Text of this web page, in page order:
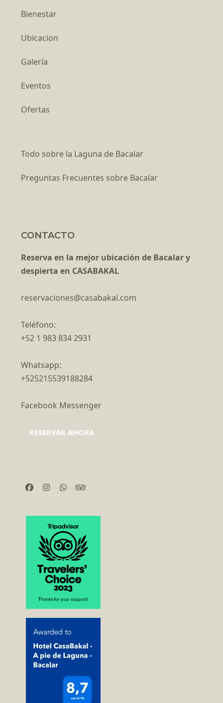
Bienestar
Ubicacion
Galería
Eventos
Ofertas
Todo sobre la Laguna de Bacalar
Preguntas Frecuentes sobre Bacalar
CONTACTO
Reserva en la mejor ubicación de Bacalar y
despierta en CASABAKAL
reservaciones@casabakal.com
Teléfono:
+52 1 983 834 2931
Whatsapp:
+525215539188284
Facebook Messenger
RESERVAR AHORA
Facebook
Instagram
WhatsappTripadvisor